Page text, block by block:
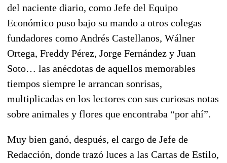
del naciente diario, como Jefe del Equipo
Económico puso bajo su mando a otros colegas
fundadores como Andrés Castellanos, Wálner
Ortega, Freddy Pérez, Jorge Fernández y Juan
Soto… las anécdotas de aquellos memorables
tiempos siempre le arrancan sonrisas,
multiplicadas en los lectores con sus curiosas notas
sobre animales y flores que encontraba “por ahí”.
Muy bien ganó, después, el cargo de Jefe de
Redacción, donde trazó luces a las Cartas de Estilo,